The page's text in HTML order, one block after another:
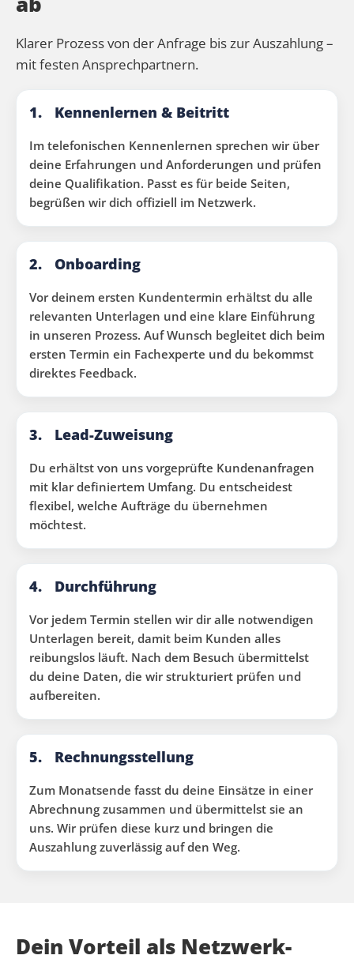
Klarer Prozess von der Anfrage bis zur Auszahlung –
mit festen Ansprechpartnern.
1. Kennenlernen & Beitritt
Im telefonischen Kennenlernen sprechen wir über
deine Erfahrungen und Anforderungen und prüfen
deine Qualifikation. Passt es für beide Seiten,
begrüßen wir dich offiziell im Netzwerk.
2. Onboarding
Vor deinem ersten Kundentermin erhältst du alle
relevanten Unterlagen und eine klare Einführung
in unseren Prozess. Auf Wunsch begleitet dich beim
ersten Termin ein Fachexperte und du bekommst
direktes Feedback.
3. Lead-Zuweisung
Du erhältst von uns vorgeprüfte Kundenanfragen
mit klar definiertem Umfang. Du entscheidest
flexibel, welche Aufträge du übernehmen
möchtest.
4. Durchführung
Vor jedem Termin stellen wir dir alle notwendigen
Unterlagen bereit, damit beim Kunden alles
reibungslos läuft. Nach dem Besuch übermittelst
du deine Daten, die wir strukturiert prüfen und
aufbereiten.
5. Rechnungsstellung
Zum Monatsende fasst du deine Einsätze in einer
Abrechnung zusammen und übermittelst sie an
uns. Wir prüfen diese kurz und bringen die
Auszahlung zuverlässig auf den Weg.
Dein Vorteil als Netzwerk-